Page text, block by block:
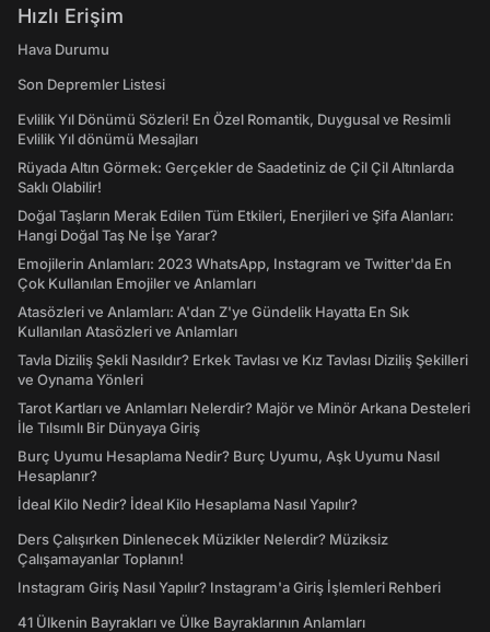
Hızlı Erişim
Hava Durumu
Son Depremler Listesi
Evlilik Yıl Dönümü Sözleri! En Özel Romantik, Duygusal ve Resimli
Evlilik Yıl dönümü Mesajları
Rüyada Altın Görmek: Gerçekler de Saadetiniz de Çil Çil Altınlarda
Saklı Olabilir!
Doğal Taşların Merak Edilen Tüm Etkileri, Enerjileri ve Şifa Alanları:
Hangi Doğal Taş Ne İşe Yarar?
Emojilerin Anlamları: 2023 WhatsApp, Instagram ve Twitter'da En
Çok Kullanılan Emojiler ve Anlamları
Atasözleri ve Anlamları: A'dan Z'ye Gündelik Hayatta En Sık
Kullanılan Atasözleri ve Anlamları
Tavla Diziliş Şekli Nasıldır? Erkek Tavlası ve Kız Tavlası Diziliş Şekilleri
ve Oynama Yönleri
Tarot Kartları ve Anlamları Nelerdir? Majör ve Minör Arkana Desteleri
İle Tılsımlı Bir Dünyaya Giriş
Burç Uyumu Hesaplama Nedir? Burç Uyumu, Aşk Uyumu Nasıl
Hesaplanır?
İdeal Kilo Nedir? İdeal Kilo Hesaplama Nasıl Yapılır?
Ders Çalışırken Dinlenecek Müzikler Nelerdir? Müziksiz
Çalışamayanlar Toplanın!
Instagram Giriş Nasıl Yapılır? Instagram'a Giriş İşlemleri Rehberi
41 Ülkenin Bayrakları ve Ülke Bayraklarının Anlamları